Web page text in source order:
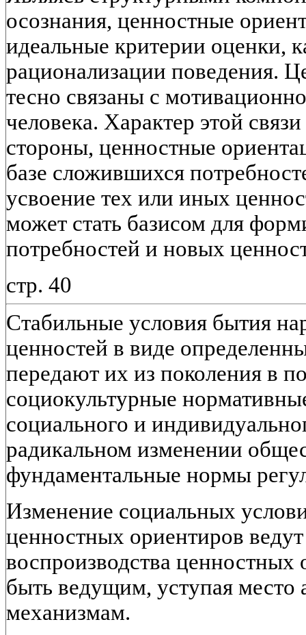
осознания, ценностные
идеальные критерии оценки,
рационализации поведения.
тесно связаны с
человека. Характер этой
стороны, ценностные
базе сложившихся
усвоение тех или иных
может стать базисом для
потребностей и новых
стр. 40
Стабильные условия бытия
ценностей в виде
передают их из поколения в
социокультурные
социального и
радикальном изменении
фундаментальные нормы
Изменение социальных
ценностных ориентиров
воспроизводства ценностных
быть ведущим, уступая место
механизмам.